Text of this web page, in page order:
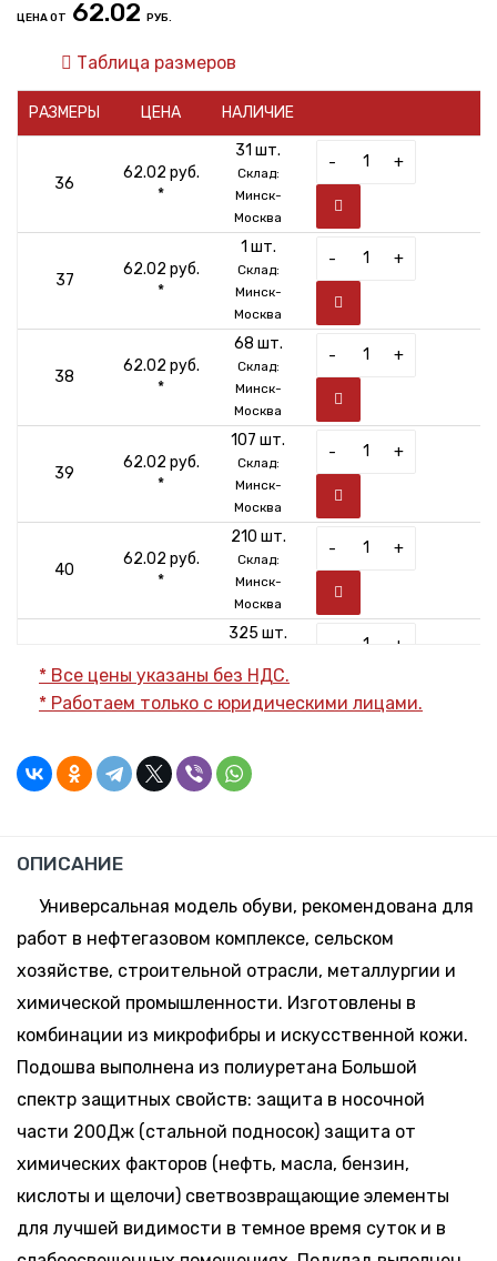
ЦЕНА ОТ 62.02 РУБ.
Таблица размеров
РАЗМЕРЫ ЦЕНА НАЛИЧИЕ
36
62.02 руб.
*
31 шт.
Склад:
Минск-
Москва
- +
37
62.02 руб.
*
1 шт.
Склад:
Минск-
Москва
- +
38
62.02 руб.
*
68 шт.
Склад:
Минск-
Москва
- +
39
62.02 руб.
*
107 шт.
Склад:
Минск-
Москва
- +
40
62.02 руб.
*
210 шт.
Склад:
Минск-
Москва
- +
41
*
325 шт.
Минск-
Москва
+
42
62.02 руб.
*
Минск-
Москва
43
62.02 руб.
*
Склад:
Минск-
-
62.02 руб.
*
Склад:
Минск-
- +
62.02 руб.
*
Склад:
Минск-
- +
62.02 руб.
*
Склад:
Минск-
- +
* Все цены указаны без НДС.
* Работаем только с юридическими лицами.
ОПИСАНИЕ
Универсальная модель обуви, рекомендована для
работ в нефтегазовом комплексе, сельском
хозяйстве, строительной отрасли, металлургии и
химической промышленности. Изготовлены в
комбинации из микрофибры и искусственной кожи.
Подошва выполнена из полиуретана Большой
спектр защитных свойств: защита в носочной
части 200Дж (стальной подносок) защита от
химических факторов (нефть, масла, бензин,
кислоты и щелочи) светвозвращающие элементы
для лучшей видимости в темное время суток и в